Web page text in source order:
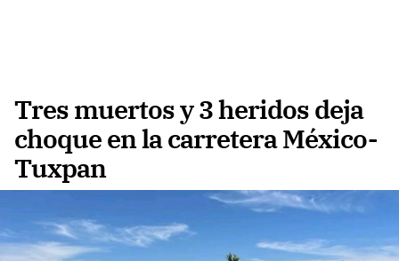
Tres muertos y 3 heridos deja
choque en la carretera México-
Tuxpan